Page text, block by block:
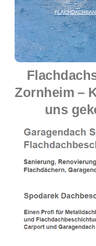
Zornheim –
uns